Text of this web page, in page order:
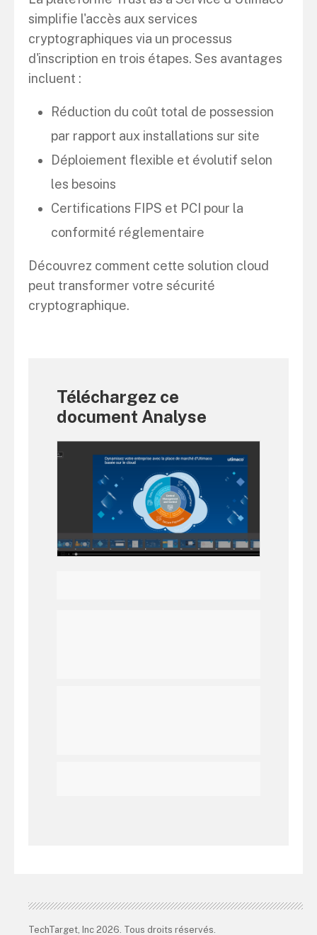
simplifie l'accès aux services
cryptographiques via un processus
d'inscription en trois étapes. Ses avantages
incluent :
Réduction du coût total de possession
par rapport aux installations sur site
Déploiement flexible et évolutif selon
les besoins
Certifications FIPS et PCI pour la
conformité réglementaire
Découvrez comment cette solution cloud
peut transformer votre sécurité
cryptographique.
Téléchargez ce
document Analyse
TechTarget, Inc 2026. Tous droits réservés.